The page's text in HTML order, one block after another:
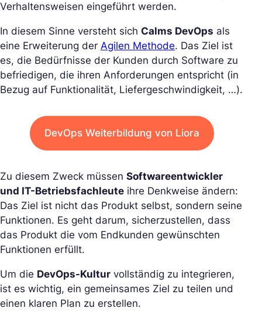
Verhaltensweisen eingeführt werden.
In diesem Sinne versteht sich Calms DevOps als
eine Erweiterung der Agilen Methode. Das Ziel ist
es, die Bedürfnisse der Kunden durch Software zu
befriedigen, die ihren Anforderungen entspricht (in
Bezug auf Funktionalität, Liefergeschwindigkeit, …).
DevOps Weiterbildung von Liora
Zu diesem Zweck müssen Softwareentwickler
und IT-Betriebsfachleute ihre Denkweise ändern:
Das Ziel ist nicht das Produkt selbst, sondern seine
Funktionen. Es geht darum, sicherzustellen, dass
das Produkt die vom Endkunden gewünschten
Funktionen erfüllt.
Um die DevOps-Kultur vollständig zu integrieren,
ist es wichtig, ein gemeinsames Ziel zu teilen und
einen klaren Plan zu erstellen.